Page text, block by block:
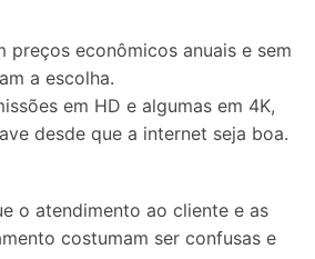
preços econômicos anuais e sem
a escolha.
em HD e algumas em 4K,
desde que a internet seja boa.
o atendimento ao cliente e as
costumam ser confusas e